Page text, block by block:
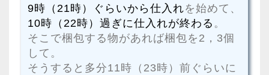
9時（21時）ぐらいから仕入れを始めて、
10時（22時）過ぎに仕入れが終わる 。
そこで梱包する物があれば梱包を2，3個
して。
そうすると多分11時（23時）前ぐらいに